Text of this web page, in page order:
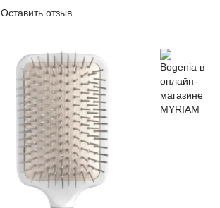
Оставить отзыв